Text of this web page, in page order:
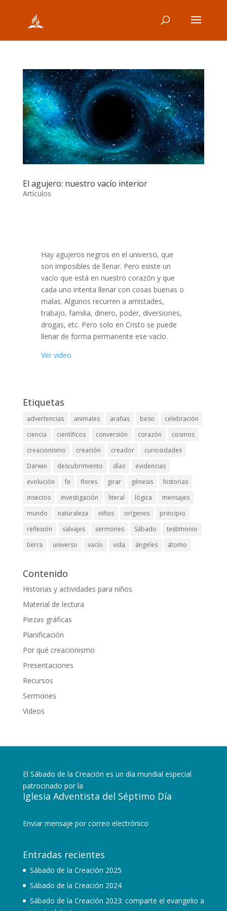
El agujero: nuestro vacío interior
Artículos
Hay agujeros negros en el universo, que
son imposibles de llenar. Pero existe un
vacío que está en nuestro corazón y que
cada uno intenta llenar con cosas buenas o
malas. Algunos recurren a amistades,
trabajo, familia, dinero, poder, diversiones,
drogas, etc. Pero solo en Cristo se puede
llenar de forma permanente ese vacío.
Ver video
Etiquetas
advertencias animales arañas beso
celebración
ciencia
científicos conversión corazón
cosmos
creacionismo
creación creador
curiosidades
Darwin
descubrimiento días
evidencias
evolución
fe flores girar génesis
historias
insectos
investigación literal lógica
mensajes
mundo
naturaleza niños orígenes
principio
reflexión
salvajes sermones Sábado
testimonio
tierra
universo vacío vida ángeles átomo
Contenido
Historias y actividades para niños
Material de lectura
Piezas gráficas
Planificación
Por qué creacionismo
Presentaciones
Recursos
Sermones
Videos
El Sábado de la Creación es un día mundial especial
patrocinado por la
Iglesia Adventista del Séptimo Día
Enviar mensaje por correo electrónico
Entradas recientes
Sábado de la Creación 2025
Sábado de la Creación 2024
Sábado de la Creación 2023: comparte el evangelio a